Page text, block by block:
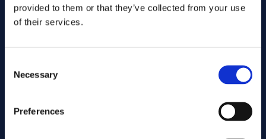
provided to them or that they’ve collected from your use
of their services.
Selection
Necessary
Preferences